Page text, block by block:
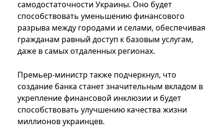
самодостаточности Украины. Оно будет
способствовать уменьшению финансового
разрыва между городами и селами, обеспечивая
гражданам равный доступ к базовым услугам,
даже в самых отдаленных регионах.
Премьер-министр также подчеркнул, что
создание банка станет значительным вкладом в
укрепление финансовой инклюзии и будет
способствовать улучшению качества жизни
миллионов украинцев.